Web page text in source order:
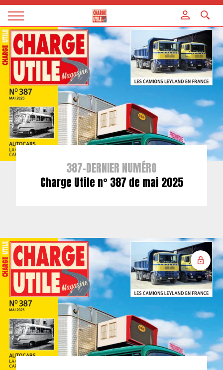
Magazine
Charge
utile
387-DERNIER NUMÉRO
Charge Utile n° 387 de mai 2025
Panneau de gestion des cookies